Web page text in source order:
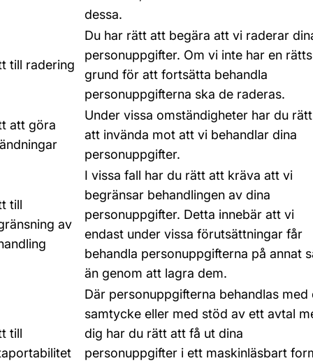
dessa.
till radering
Du har rätt att begära att vi raderar
personuppgifter. Om vi inte har en
grund för att fortsätta behandla
personuppgifterna ska de raderas.
att göra
Under vissa omständigheter har du rätt
att invända mot att vi behandlar dina
personuppgifter.
till
av
I vissa fall har du rätt att kräva att vi
begränsar behandlingen av dina
personuppgifter. Detta innebär att vi
endast under vissa förutsättningar får
behandla personuppgifterna på annat
än genom att lagra dem.
till
Där personuppgifterna behandlas med
samtycke eller med stöd av ett avtal
dig har du rätt att få ut dina
personuppgifter i ett maskinläsbart